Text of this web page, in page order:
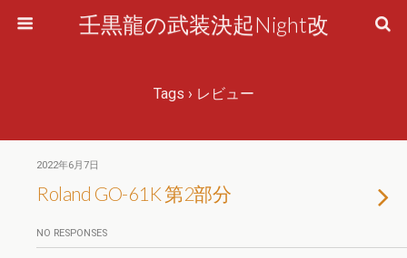
壬黒龍の武装決起Night改
Tags › レビュー
2022年6月7日
Roland GO-61K 第2部分
NO RESPONSES